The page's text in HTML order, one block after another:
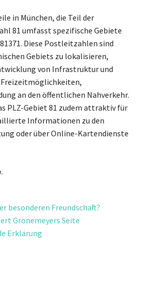
in München, die Teil der
81 umfasst spezifische Gebiete
81371. Diese Postleitzahlen sind
Gebiets zu lokalisieren,
von Infrastruktur und
Freizeitmöglichkeiten,
an den öffentlichen Nahverkehr.
PLZ-Gebiet 81 zudem attraktiv für
Informationen zu den
oder über Online-Kartendienste
besonderen Freundschaft?
Grönemeyers Seite
Erklärung